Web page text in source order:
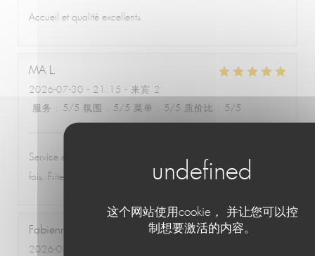
这个网站使用cookie， 并让您可以控
制想要激活的内容。
Accueil et qualité excellents
MA L
2026-07-30 - 21:15 - 来宾 2
服务 : 5/5 氛围 : 5/5 菜单 : 5/5 质价比 : 5/5
Service excellent, souriant et attentionné, comme à chaque
fois. Frites délicieuses. La poulpe rôtie est géniale.
Fabienne
2026-08-01